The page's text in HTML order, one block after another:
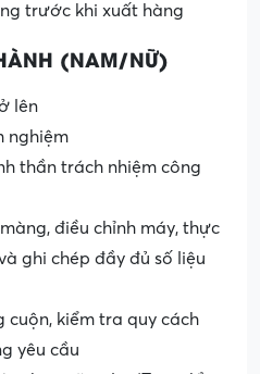
trước khi xuất hàng
(NAM/NỮ)
lên
nghiệm
thần trách nhiệm công
điều chỉnh máy, thực
ghi chép đầy đủ số liệu
cuộn, kiểm tra quy cách
yêu cầu